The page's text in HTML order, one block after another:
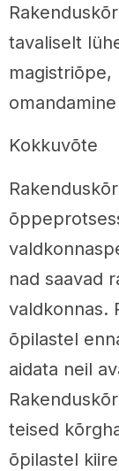
tavaliselt
magistriõpe,
Kokkuvõte
nad saavad
valdkonnas.
õpilastel
aidata neil
teised
õpilastel